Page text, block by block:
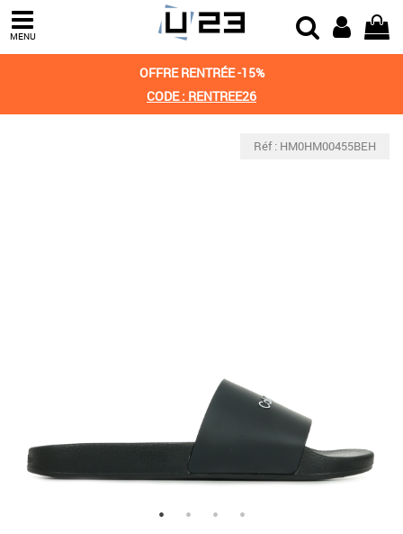
MENU
OFFRE RENTRÉE -15%
CODE : RENTREE26
Réf : HM0HM00455BEH